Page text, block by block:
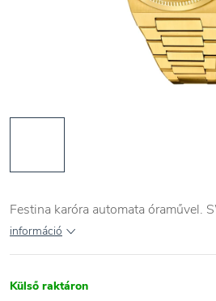
Festina karóra automata óraművel.
információ
Külső raktáron